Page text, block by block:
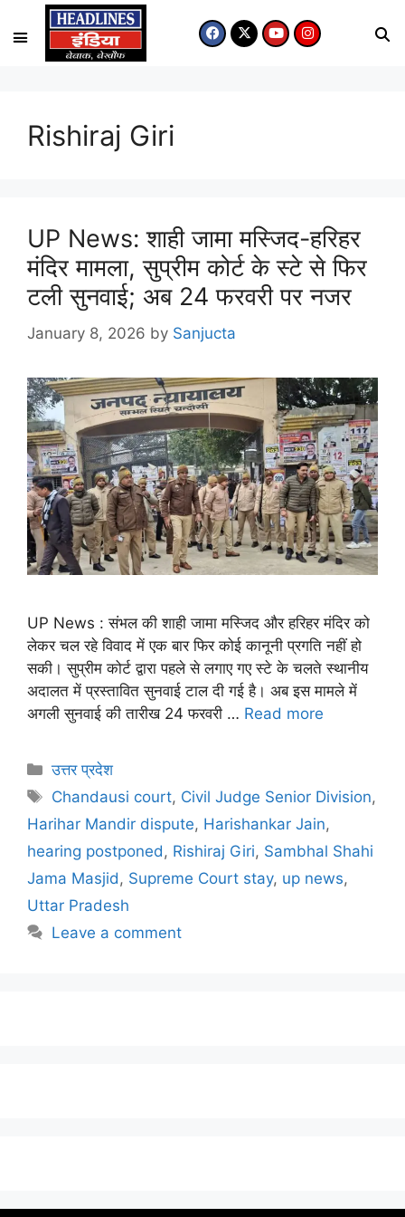
Rishiraj Giri
UP News: शाही जामा मस्जिद-हरिहर
मंदिर मामला, सुप्रीम कोर्ट के स्टे से फिर
टली सुनवाई; अब 24 फरवरी पर नजर
January 8, 2026 by Sanjucta
UP News : संभल की शाही जामा मस्जिद और हरिहर मंदिर को
लेकर चल रहे विवाद में एक बार फिर कोई कानूनी प्रगति नहीं हो
सकी। सुप्रीम कोर्ट द्वारा पहले से लगाए गए स्टे के चलते स्थानीय
अदालत में प्रस्तावित सुनवाई टाल दी गई है। अब इस मामले में
अगली सुनवाई की तारीख 24 फरवरी … Read more
उत्तर प्रदेश
Chandausi court, Civil Judge Senior Division,
Harihar Mandir dispute, Harishankar Jain,
hearing postponed , Rishiraj Giri, Sambhal Shahi
Jama Masjid , Supreme Court stay, up news,
Uttar Pradesh
Leave a comment